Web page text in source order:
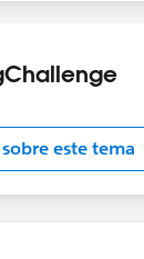
este tema